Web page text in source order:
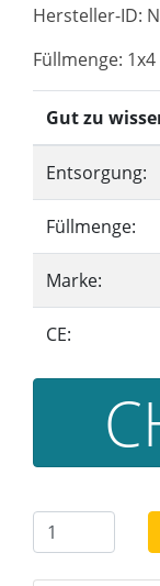
Hersteller-ID:
Füllmenge:
Gut zu
Entsorgung:
Füllmenge:
Marke:
CE: